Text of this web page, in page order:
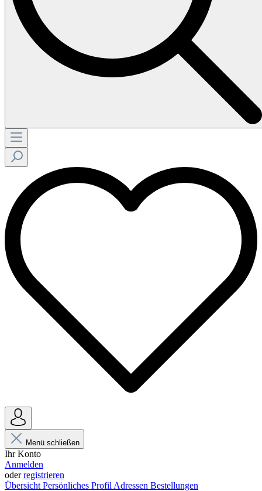
Menü schließen
Ihr Konto
Anmelden
oderregistrieren
Übersicht Persönliches Profil Adressen Bestellungen